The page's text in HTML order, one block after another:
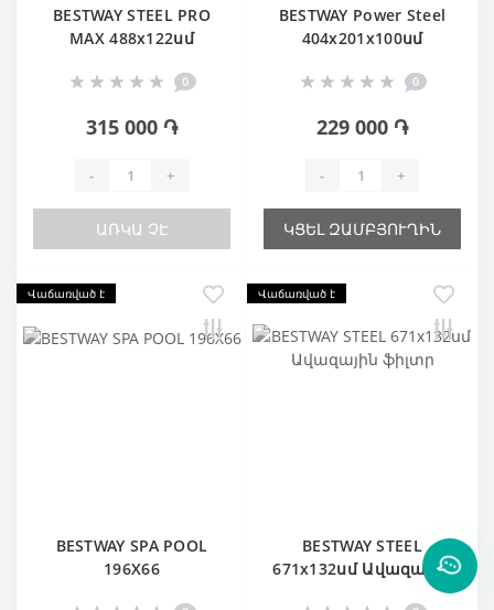
BESTWAY STEEL PRO
MAX 488х122սմ
0
315 000 ֏
- +
ԱՌԿԱ ՉԷ
BESTWAY Power Steel
404х201х100սմ
0
229 000 ֏
- +
ԿՑԵԼ ԶԱՄԲՅՈՒՂԻՆ
Վաճառված է
BESTWAY SPA POOL
196X66
Վաճառված է
BESTWAY STEEL
671х132սմ Ավազային